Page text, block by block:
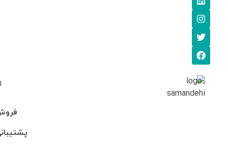
فروش:
پشتیبانی: 95-